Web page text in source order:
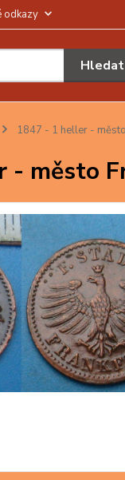
odkazy
Hledat
1847 - 1 heller -
- město